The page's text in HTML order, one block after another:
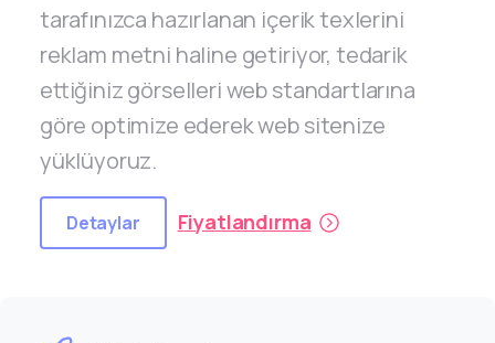
tarafınızca hazırlanan içerik texlerini
reklam metni haline getiriyor, tedarik
ettiğiniz görselleri web standartlarına
göre optimize ederek web sitenize
yüklüyoruz.
Detaylar Fiyatlandırma